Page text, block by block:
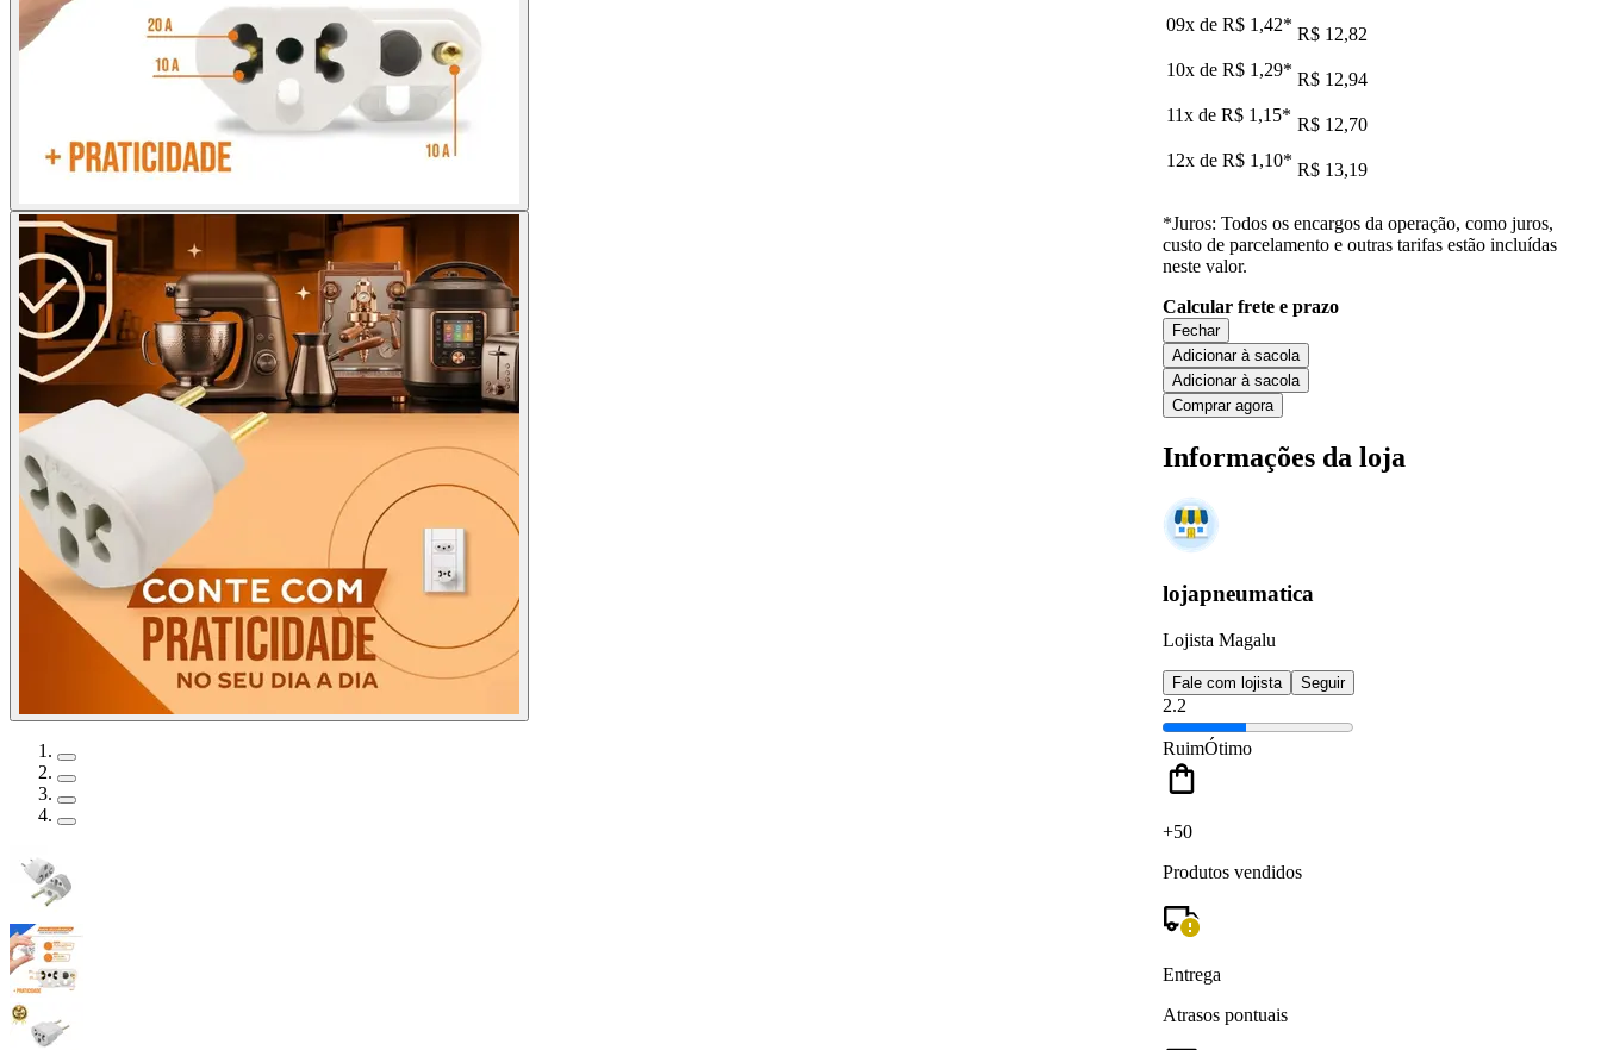
09x de R$ 1,42* R$ 12,82
10x de R$ 1,29* R$ 12,94
11x de R$ 1,15* R$ 12,70
12x de R$ 1,10* R$ 13,19
*Juros: Todos os encargos da operação, como juros,
custo de parcelamento e outras tarifas estão incluídas
neste valor.
Calcular frete e prazo
Fechar
Adicionar à sacola
Adicionar à sacola
Comprar agora
Informações da loja
lojapneumatica
Lojista Magalu
Fale com lojista Seguir
2.2
RuimÓtimo
+50
Produtos vendidos
Entrega
Atrasos pontuais